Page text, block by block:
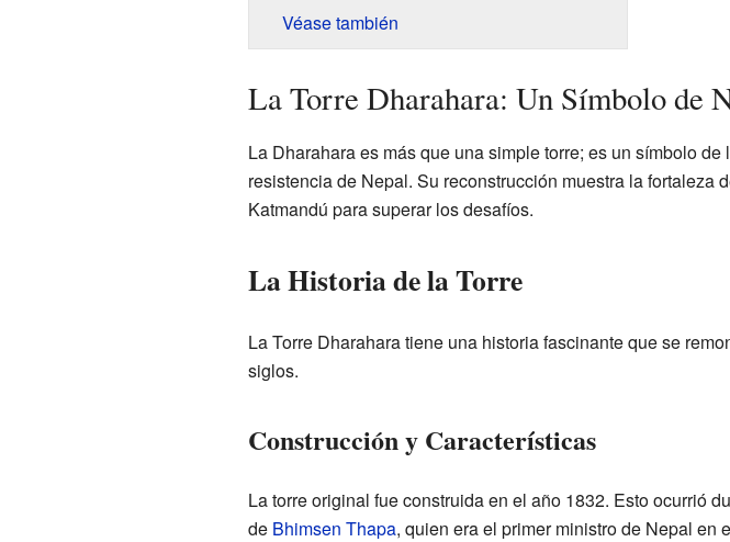
Véase también
La Torre Dharahara: Un Símbolo de
La Dharahara es más que una simple torre; es un símbolo de
resistencia de Nepal. Su reconstrucción muestra la fortaleza
Katmandú para superar los desafíos.
La Historia de la Torre
La Torre Dharahara tiene una historia fascinante que se
siglos.
Construcción y Características
La torre original fue construida en el año 1832. Esto ocurrió
de Bhimsen Thapa, quien era el primer ministro de Nepal en